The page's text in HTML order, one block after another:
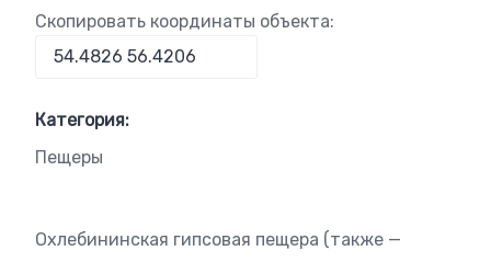
Скопировать координаты объекта:
Категория:
Пещеры
Охлебининская гипсовая пещера (также —